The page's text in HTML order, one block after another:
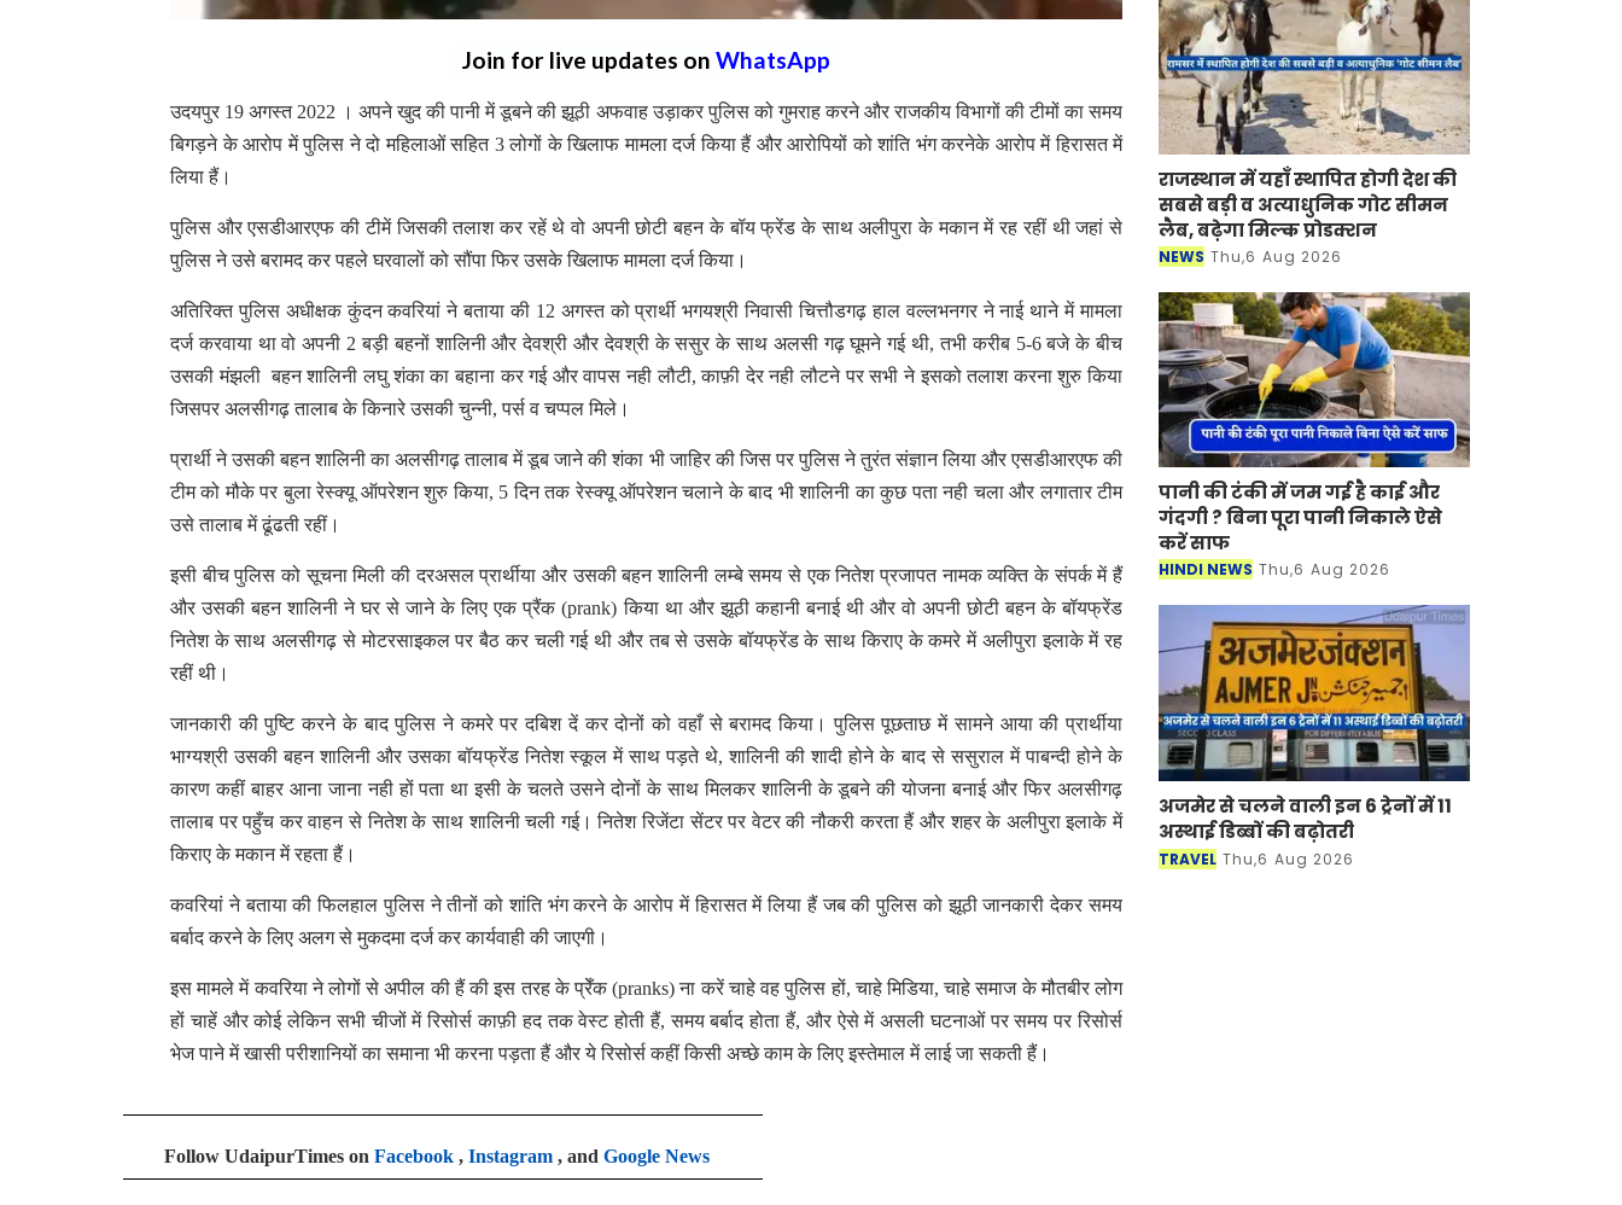
Join for live updates on WhatsApp
उदयपुर 19 अगस्त 2022 । अपने खुद की पानी में डूबने की झूठी अफवाह उड़ाकर पुलिस को गुमराह करने और राजकीय विभागों की टीमों का समय
बिगड़ने के आरोप में पुलिस ने दो महिलाओं सहित 3 लोगों के खिलाफ मामला दर्ज किया हैं और आरोपियों को शांति भंग करनेके आरोप में हिरासत में
लिया हैं।
पुलिस और एसडीआरएफ की टीमें जिसकी तलाश कर रहें थे वो अपनी छोटी बहन के बॉय फ्रेंड के साथ अलीपुरा के मकान में रह रहीं थी जहां से
पुलिस ने उसे बरामद कर पहले घरवालों को सौंपा फिर उसके खिलाफ मामला दर्ज किया।
अतिरिक्त पुलिस अधीक्षक कुंदन कवरियां ने बताया की 12 अगस्त को प्रार्थी भगयश्री निवासी चित्तौडगढ़ हाल वल्लभनगर ने नाई थाने में मामला
दर्ज करवाया था वो अपनी 2 बड़ी बहनों शालिनी और देवश्री और देवश्री के ससुर के साथ अलसी गढ़ घूमने गई थी, तभी करीब 5-6 बजे के बीच
उसकी मंझली बहन शालिनी लघु शंका का बहाना कर गई और वापस नही लौटी, काफ़ी देर नही लौटने पर सभी ने इसको तलाश करना शुरु किया
जिसपर अलसीगढ़ तालाब के किनारे उसकी चुन्नी, पर्स व चप्पल मिले।
प्रार्थी ने उसकी बहन शालिनी का अलसीगढ़ तालाब में डूब जाने की शंका भी जाहिर की जिस पर पुलिस ने तुरंत संज्ञान लिया और एसडीआरएफ की
टीम को मौके पर बुला रेस्क्यू ऑपरेशन शुरु किया, 5 दिन तक रेस्क्यू ऑपरेशन चलाने के बाद भी शालिनी का कुछ पता नही चला और लगातार टीम
उसे तालाब में ढूंढती रहीं।
इसी बीच पुलिस को सूचना मिली की दरअसल प्रार्थीया और उसकी बहन शालिनी लम्बे समय से एक नितेश प्रजापत नामक व्यक्ति के संपर्क में हैं
और उसकी बहन शालिनी ने घर से जाने के लिए एक प्रैंक (prank) किया था और झूठी कहानी बनाई थी और वो अपनी छोटी बहन के बॉयफ्रेंड
नितेश के साथ अलसीगढ़ से मोटरसाइकल पर बैठ कर चली गई थी और तब से उसके बॉयफ्रेंड के साथ किराए के कमरे में अलीपुरा इलाके में रह
रहीं थी।
जानकारी की पुष्टि करने के बाद पुलिस ने कमरे पर दबिश दें कर दोनों को वहाँ से बरामद किया। पुलिस पूछताछ में सामने आया की प्रार्थीया
भाग्यश्री उसकी बहन शालिनी और उसका बॉयफ्रेंड नितेश स्कूल में साथ पड़ते थे, शालिनी की शादी होने के बाद से ससुराल में पाबन्दी होने के
कारण कहीं बाहर आना जाना नही हों पता था इसी के चलते उसने दोनों के साथ मिलकर शालिनी के डूबने की योजना बनाई और फिर अलसीगढ़
तालाब पर पहुँच कर वाहन से नितेश के साथ शालिनी चली गई। नितेश रिजेंटा सेंटर पर वेटर की नौकरी करता हैं और शहर के अलीपुरा इलाके में
किराए के मकान में रहता हैं।
कवरियां ने बताया की फिलहाल पुलिस ने तीनों को शांति भंग करने के आरोप में हिरासत में लिया हैं जब की पुलिस को झूठी जानकारी देकर समय
बर्बाद करने के लिए अलग से मुकदमा दर्ज कर कार्यवाही की जाएगी।
इस मामले में कवरिया ने लोगों से अपील की हैं की इस तरह के प्रेँक (pranks) ना करें चाहे वह पुलिस हों, चाहे मिडिया, चाहे समाज के मौतबीर लोग
हों चाहें और कोई लेकिन सभी चीजों में रिसोर्स काफ़ी हद तक वेस्ट होती हैं, समय बर्बाद होता हैं, और ऐसे में असली घटनाओं पर समय पर रिसोर्स
भेज पाने में खासी परीशानियों का समाना भी करना पड़ता हैं और ये रिसोर्स कहीं किसी अच्छे काम के लिए इस्तेमाल में लाई जा सकती हैं।
Follow UdaipurTimes on Facebook , Instagram , and Google News
राजस्थान में यहाँ स्थापित होगी देश की
सबसे बड़ी व अत्याधुनिक गोट सीमन
लैब, बढ़ेगा मिल्क प्रोडक्शन
NEWS Thu,6 Aug 2026
पानी की टंकी में जम गई है काई और
गंदगी ? बिना पूरा पानी निकाले ऐसे
करें साफ
HINDI NEWS Thu,6 Aug 2026
अजमेर से चलने वाली इन 6 ट्रेनों में 11
अस्थाई डिब्बों की बढ़ोतरी
TRAVEL Thu,6 Aug 2026